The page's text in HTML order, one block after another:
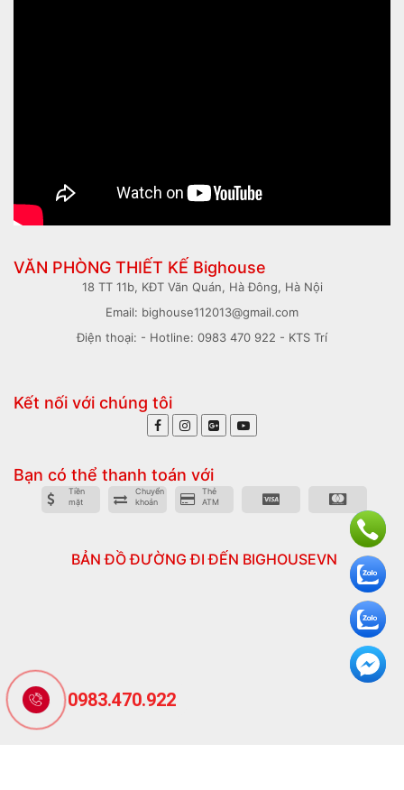
0983.470.922
VĂN PHÒNG THIẾT KẾ Bighouse
18 TT 11b, KĐT Văn Quán, Hà Đông, Hà Nội
Email: bighouse112013@gmail.com
Điện thoại: - Hotline: 0983 470 922 - KTS Trí
Kết nối với chúng tôi
Bạn có thể thanh toán với
Tiền
mặt
Chuyển
khoản
Thẻ
ATM
BẢN ĐỒ ĐƯỜNG ĐI ĐẾN BIGHOUSEVN